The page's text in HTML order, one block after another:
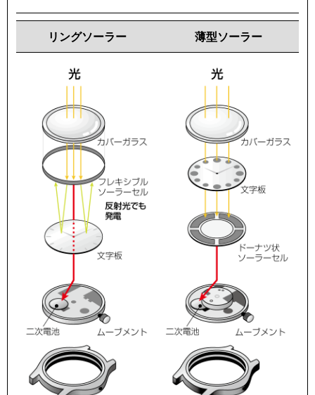
リングソーラー 薄型ソーラー